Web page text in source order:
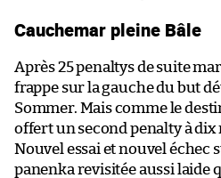
Cauchemar pleine Bâle
Après 25 penaltys de suite
frappe sur la gauche du but
Sommer. Mais comme le
offert un second penalty à dix
Nouvel essai et nouvel échec
panenka revisitée aussi laide